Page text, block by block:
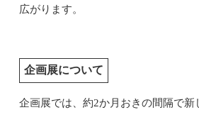
広がります。
企画展について
企画展では、約2か月おきの間隔で新